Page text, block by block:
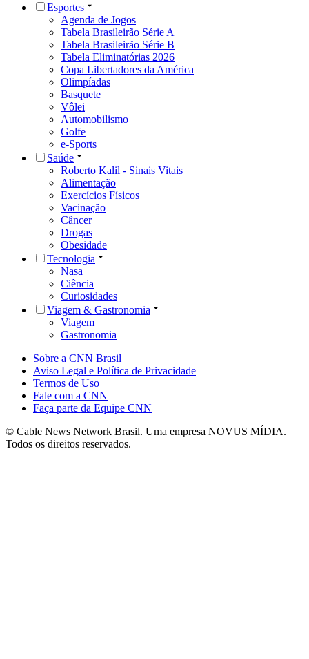
Esportes
Agenda de Jogos
Tabela Brasileirão Série A
Tabela Brasileirão Série B
Tabela Eliminatórias 2026
Copa Libertadores da América
Olimpíadas
Basquete
Vôlei
Automobilismo
Golfe
e-Sports
Saúde
Roberto Kalil - Sinais Vitais
Alimentação
Exercícios Físicos
Vacinação
Câncer
Drogas
Obesidade
Tecnologia
Nasa
Ciência
Curiosidades
Viagem & Gastronomia
Viagem
Gastronomia
Sobre a CNN Brasil
Aviso Legal e Política de Privacidade
Termos de Uso
Fale com a CNN
Faça parte da Equipe CNN
© Cable News Network Brasil. Uma empresa NOVUS MÍDIA.
Todos os direitos reservados.